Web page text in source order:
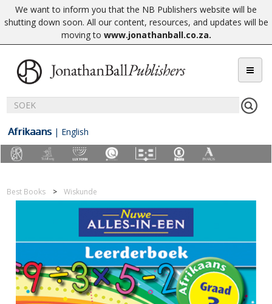
We want to inform you that the NB Publishers website will be
shutting down soon. All our content, resources, and updates will be
moving to www.jonathanball.co.za.
Afrikaans | English
Best Books Wiskunde